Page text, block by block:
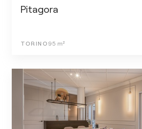
Pitagora
TORINO 95 m²